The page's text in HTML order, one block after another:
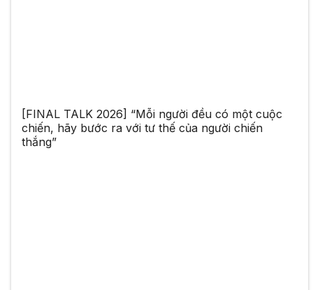
[FINAL TALK 2026] “Mỗi người đều có một cuộc
chiến, hãy bước ra với tư thế của người chiến
thắng”